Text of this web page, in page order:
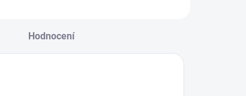
Hodnocení